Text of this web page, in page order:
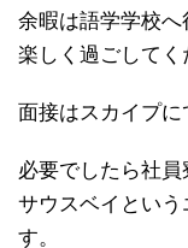
余暇は語学学校へ
楽しく過ごしてく
面接はスカイプに
必要でしたら社員
サウスベイとい
す。